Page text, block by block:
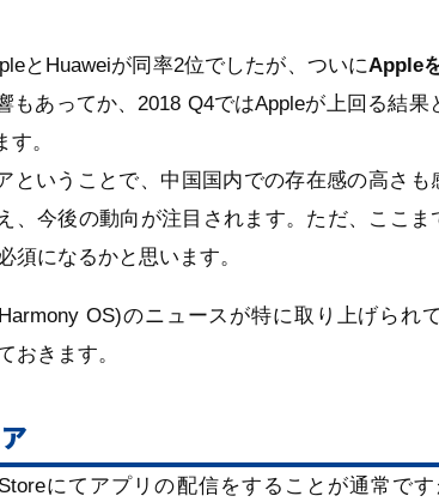
とHuaweiが同率2位でしたが、ついにApple
もあってか、2018 Q4ではAppleが上回る結
。
ということで、中国国内での存在感の高さ
、今後の動向が注目されます。ただ、ここ
須になるかと思います。
OS)のニュースが特に取り上げられ
おきます。
にてアプリの配信をすることが通常で